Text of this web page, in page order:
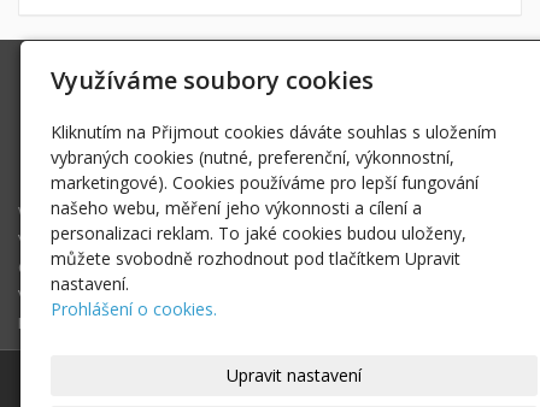
Ing. Radek Hoďák
IČ: 18979661
radek@hodak.cz
Webkamery na horách
Vlož webkameru
O projektu webkamery na horách
Vyhledej webkameru ...
Fotogalerie
Ing. Radek Hoďák|Mapa webu
Využíváme soubory cookies
Kliknutím na Přijmout cookies dáváte souhlas s uložením
vybraných cookies (nutné, preferenční, výkonnostní,
marketingové). Cookies používáme pro lepší fungování
našeho webu, měření jeho výkonnosti a cílení a
personalizaci reklam. To jaké cookies budou uloženy,
můžete svobodně rozhodnout pod tlačítkem Upravit
nastavení.
Prohlášení o cookies.
Upravit nastavení